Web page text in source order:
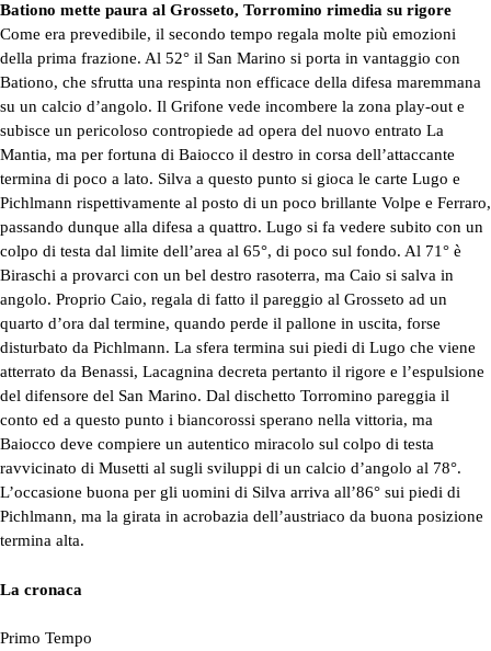
Bationo mette paura al Grosseto, Torromino rimedia su rigore
Come era prevedibile, il secondo tempo regala molte più emozioni
della prima frazione. Al 52° il San Marino si porta in vantaggio con
Bationo, che sfrutta una respinta non efficace della difesa maremmana
su un calcio d’angolo. Il Grifone vede incombere la zona play-out e
subisce un pericoloso contropiede ad opera del nuovo entrato La
Mantia, ma per fortuna di Baiocco il destro in corsa dell’attaccante
termina di poco a lato. Silva a questo punto si gioca le carte Lugo e
Pichlmann rispettivamente al posto di un poco brillante Volpe e Ferraro,
passando dunque alla difesa a quattro. Lugo si fa vedere subito con un
colpo di testa dal limite dell’area al 65°, di poco sul fondo. Al 71° è
Biraschi a provarci con un bel destro rasoterra, ma Caio si salva in
angolo. Proprio Caio, regala di fatto il pareggio al Grosseto ad un
quarto d’ora dal termine, quando perde il pallone in uscita, forse
disturbato da Pichlmann. La sfera termina sui piedi di Lugo che viene
atterrato da Benassi, Lacagnina decreta pertanto il rigore e l’espulsione
del difensore del San Marino. Dal dischetto Torromino pareggia il
conto ed a questo punto i biancorossi sperano nella vittoria, ma
Baiocco deve compiere un autentico miracolo sul colpo di testa
ravvicinato di Musetti al sugli sviluppi di un calcio d’angolo al 78°.
L’occasione buona per gli uomini di Silva arriva all’86° sui piedi di
Pichlmann, ma la girata in acrobazia dell’austriaco da buona posizione
termina alta.
La cronaca
Primo Tempo